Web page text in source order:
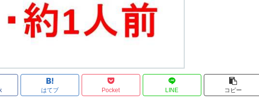
はてブ Pocket LINE コピー